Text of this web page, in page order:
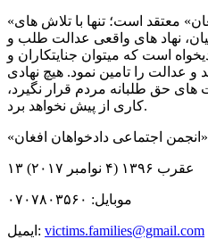
«انجمن اجتماعی دادخواهان افغان» معتقد است؛ تنها با تلاش های
نهاد های واقعی عدالت طلب و
است که میتوان جنایتکاران و
عدالت را تامین نمود. هیچ نهادی
های حق طلبانه مردم قرار نگیرد،
کاری از پیش نخواهد برد.
«انجمن اجتماعی دادخواهان افغان»
۱۳ عقرب ۱۳۹۶ (۴ نوامبر ۲۰۱۷)
موبايل: ۰۷۰۷۸۰۳۵۶۰
ایمیل: victims.families@gmail.com